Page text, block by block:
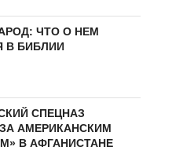
ЧТО О НЕМ
В БИБЛИИ
СПЕЦНАЗ
АМЕРИКАНСКИМ
В АФГАНИСТАНЕ